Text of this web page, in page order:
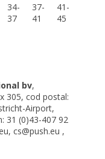
34-
37
37-
41
41-
45
bv,
305, cod postal:
Airport,
31 (0)43-407 92
cs@push.eu ,